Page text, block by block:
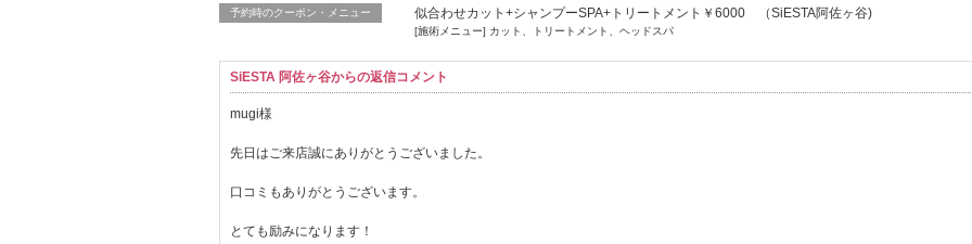
予約時のクーポン・メニュー 似合わせカット+シャンプーSPA+トリートメント￥6000 （SiESTA阿佐ヶ谷)
[施術メニュー] カット、トリートメント、ヘッドスパ
SiESTA 阿佐ヶ谷からの返信コメント
mugi様
先日はご来店誠にありがとうございました。
口コミもありがとうございます。
とても励みになります！